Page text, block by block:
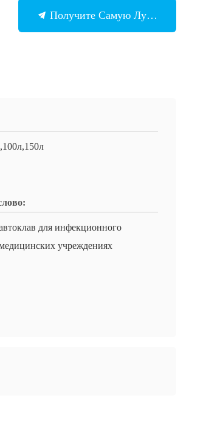
Получите Самую Лучшую Цену
для инфекционного
учреждениях